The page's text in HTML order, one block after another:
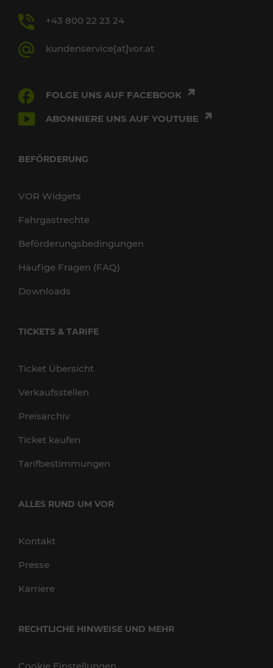
+43 800 22 23 24
kundenservice[at]vor.at
FOLGE UNS AUF FACEBOOK
ABONNIERE UNS AUF YOUTUBE
BEFÖRDERUNG
VOR Widgets
Fahrgastrechte
Beförderungsbedingungen
Häufige Fragen (FAQ)
Downloads
TICKETS & TARIFE
Ticket Übersicht
Verkaufsstellen
Preisarchiv
Ticket kaufen
Tarifbestimmungen
ALLES RUND UM VOR
Kontakt
Presse
Karriere
RECHTLICHE HINWEISE UND MEHR